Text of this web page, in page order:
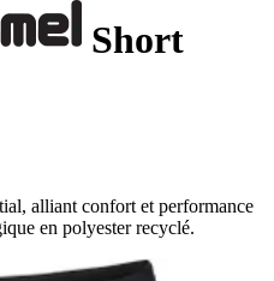
Short
alliant confort et performance
en polyester recyclé.